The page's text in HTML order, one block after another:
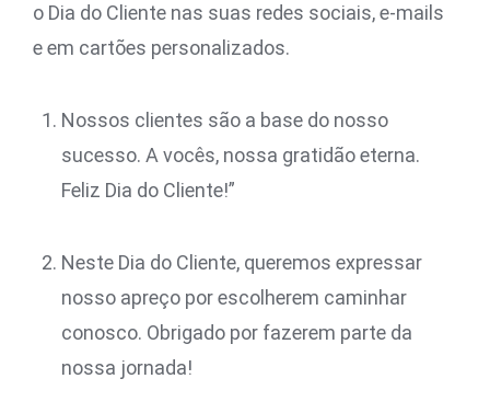
o Dia do Cliente nas suas redes sociais, e-mails
e em cartões personalizados.
Nossos clientes são a base do nosso
sucesso. A vocês, nossa gratidão eterna.
Feliz Dia do Cliente!”
Neste Dia do Cliente, queremos expressar
nosso apreço por escolherem caminhar
conosco. Obrigado por fazerem parte da
nossa jornada!